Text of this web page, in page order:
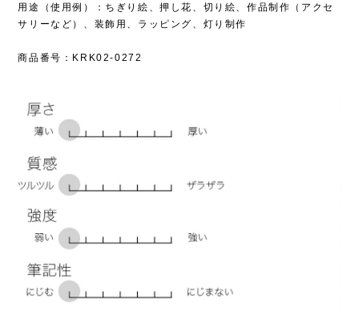
用途（使用例）：ちぎり絵、押し花、切り絵、作品制作（アクセ
サリーなど）、装飾用、ラッピング、灯り制作
商品番号：KRK02-0272